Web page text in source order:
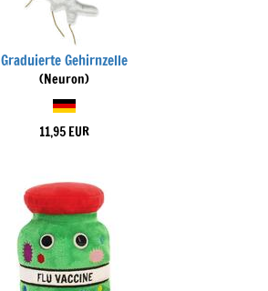
Graduierte Gehirnzelle
(Neuron)
11,95 EUR